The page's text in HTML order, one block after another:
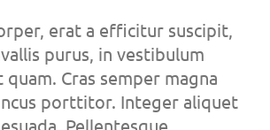
erat a efficitur suscipit,
purus, in vestibulum
quam. Cras semper magna
porttitor. Integer aliquet
Pellentesque